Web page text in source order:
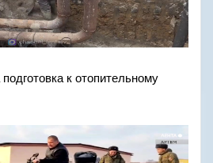
к отопительному